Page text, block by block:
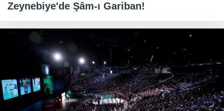
Zeynebiye'de Şâm-ı Gariban!